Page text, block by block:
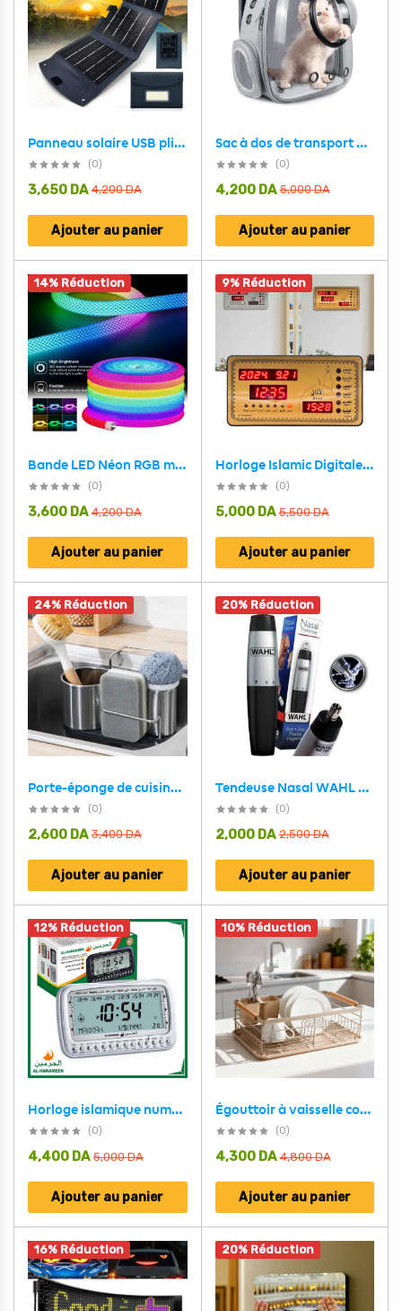
Panneau solaire USB pliable et portable capacité 3000mAh 10W – وحدة طاقة تشحن بالطاقة الشمسية
(0)
4,200DA
3,650 DA
Ajouter au panier
Sac à dos de transport pour chat avec design ventilé – محفظة ظهر للحيوانات الأليفة
(0)
5,000DA
4,200 DA
Ajouter au panier
14% Réduction
Bande LED Néon RGB motif réticulaire rond à 360 degrés flexible – شريط إضاءة ملونة
(0)
4,200DA
3,600 DA
Ajouter au panier
9% Réduction
Horloge Islamic Digitale LED avec Heures de Prière AZ2012 – ساعة رقمية إلكترونية لمواقيت الصلاة
(0)
5,500DA
5,000 DA
Ajouter au panier
24% Réduction
Porte-éponge de cuisine et organisateur suspendu pour évier – منظم أغراض حوض الغسيل
(0)
3,400DA
2,600 DA
Ajouter au panier
20% Réduction
Tendeuse Nasal WAHL Portable pour homme – آلة إزالة شعر الأنف
(0)
2,500DA
2,000 DA
Ajouter au panier
12% Réduction
Horloge islamique numérique Azan Al-Haramee HA-3007 – ساعة منبه وأوقات الصلاة
(0)
5,000DA
4,400 DA
Ajouter au panier
10% Réduction
Égouttoir à vaisselle compacte avec bac d’égouttage et porte-couverts – مجفف أواني في المطبخ
(0)
4,800DA
4,300 DA
Ajouter au panier
16% Réduction 20% Réduction